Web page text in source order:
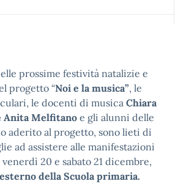
prossime festività natalizie e
progetto “Noi e la musica”, le
le docenti di musica Chiara
Anita Melfitanoe gli alunni delle
aderito al progetto, sono lieti di
ad assistere alle manifestazioni
20 e sabato 21 dicembre,
della Scuola primaria.